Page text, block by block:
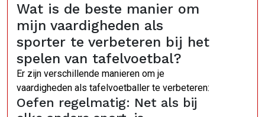
Wat is de beste manier om
mijn vaardigheden als
sporter te verbeteren bij het
spelen van tafelvoetbal?
Er zijn verschillende manieren om je
vaardigheden als tafelvoetballer te verbeteren:
Oefen regelmatig: Net als bij